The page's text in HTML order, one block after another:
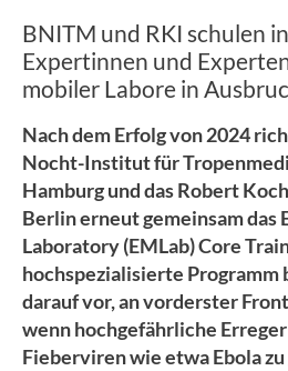
BNITM und RKI schulen
Expertinnen und
mobiler Labore in
Nach dem Erfolg von 2024
Nocht-Institut für
Hamburg und das Robert
Berlin erneut gemeinsam das
Laboratory (EMLab) Core
hochspezialisierte
darauf vor, an vorderster
wenn hochgefährliche
Fieberviren wie etwa Ebola